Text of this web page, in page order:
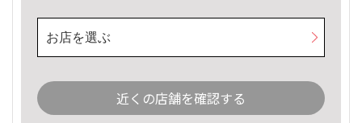
お店を選ぶ
近くの店舗を確認する